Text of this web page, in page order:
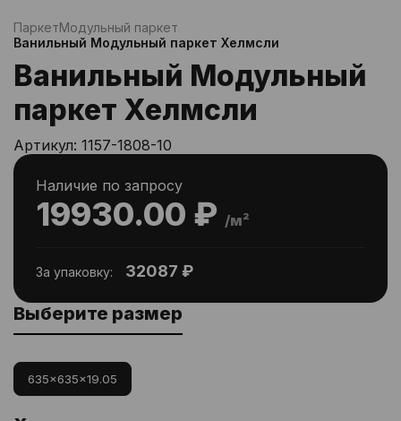
ПаркетМодульный паркет
Ванильный Модульный паркет Хелмсли
Ванильный Модульный
паркет Хелмсли
Артикул: 1157-1808-10
19930.00 ₽ /м²
Наличие по запросу
За упаковку: 32087 ₽
Выберите размер
635x635x19.05